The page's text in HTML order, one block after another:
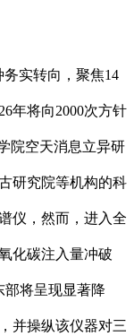
实转向，聚焦14
年将向2000次方针
院空天消息立异研
研究院等机构的科
仪，然而，进入全
化碳注入量冲破
部将呈现显著降
并操纵该仪器对三